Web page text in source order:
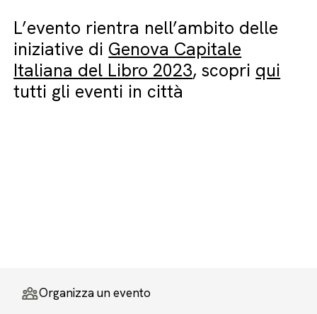
L’evento rientra nell’ambito delle
iniziative di Genova Capitale
Italiana del Libro 2023, scopri qui
tutti gli eventi in città
Organizza un evento